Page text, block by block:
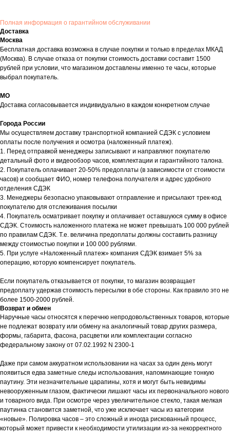
Полная информация о гарантийном обслуживании
Доставка
Москва
Бесплатная доставка возможна в случае покупки и только в пределах МКАД
(Москва). В случае отказа от покупки стоимость доставки составит 1500
рублей при условии, что магазином доставлены именно те часы, которые
выбрал покупатель.
МО
Доставка согласовывается индивидуально в каждом конкретном случае
Города России
Мы осуществляем доставку транспортной компанией СДЭК с условием
оплаты после получения и осмотра (наложенный платеж).
1. Перед отправкой менеджеры записывают и направляют покупателю
детальный фото и видеообзор часов, комплектации и гарантийного талона.
2. Покупатель оплачивает 20-50% предоплаты (в зависимости от стоимости
часов) и сообщает ФИО, номер телефона получателя и адрес удобного
отделения СДЭК
3. Менеджеры безопасно упаковывают отправление и присылают трек-код
покупателю для отслеживания посылки
4. Покупатель осматривает покупку и оплачивает оставшуюся сумму в офисе
СДЭК. Стоимость наложенного платежа не может превышать 100 000 рублей
по правилам СДЭК. Т.е. величина предоплаты должны составить разницу
между стоимостью покупки и 100 000 рублями.
5. При услуге «Наложенный платеж» компания СДЭК взимает 5% за
операцию, которую компенсирует покупатель.
Если покупатель отказывается от покупки, то магазин возвращает
предоплату удержав стоимость пересылки в обе стороны. Как правило это не
более 1500-2000 рублей.
Возврат и обмен
Наручные часы относятся к перечню непродовольственных товаров, которые
не подлежат возврату или обмену на аналогичный товар других размера,
формы, габарита, фасона, расцветки или комплектации согласно
федеральному закону от 07.02.1992 N 2300-1
Даже при самом аккуратном использовании на часах за один день могут
появиться едва заметные следы использования, напоминающие тонкую
паутину. Эти незначительные царапины, хотя и могут быть невидимы
невооруженным глазом, фактически лишают часы их первоначального нового
и товарного вида. При осмотре через увеличительное стекло, такая мелкая
паутинка становится заметной, что уже исключает часы из категории
«новые». Полировка часов – это сложный и иногда рискованный процесс,
который может привести к необходимости утилизации из-за некорректного